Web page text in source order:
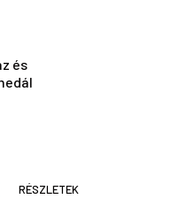
és
RÉSZLETEK